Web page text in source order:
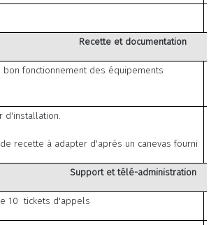
Recette et documentation
bon fonctionnement des équipements
d'installation.
recette à adapter d'après un canevas fourni
Support et télé-administration
10 tickets d'appels